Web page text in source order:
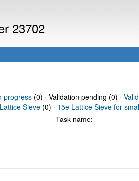
23702
progress(0) · Validation pending (0) ·
Sieve (0) · 15e Lattice Sieve for
Task name: